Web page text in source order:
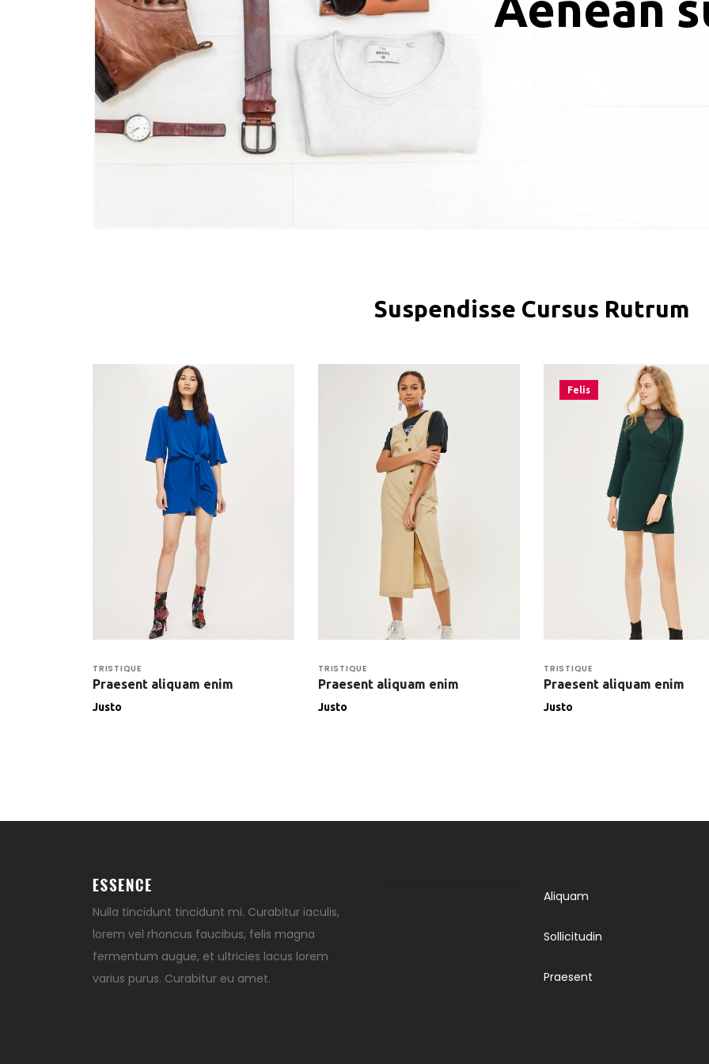
Suspendisse Cursus Rutrum
TRISTIQUE
Praesent aliquam enim
Justo
TRISTIQUE
Praesent aliquam enim
Justo
Felis
TRISTIQUE
Praesent aliquam enim
Justo
Nulla tincidunt tincidunt mi. Curabitur iaculis,
lorem vel rhoncus faucibus, felis magna
fermentum augue, et ultricies lacus lorem
varius purus. Curabitur eu amet.
Aliquam
Sollicitudin
Praesent